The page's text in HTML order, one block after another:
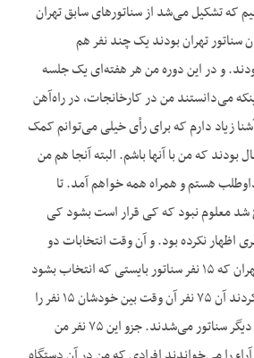
که تشکیل می‌شد از سناتورهای سابق تهران
سناتور تهران بودند یک چند نفر هم
و در این دوره من هر هفته‌ای یک جلسه
می‌دانستند من در کارخانجات، در راه‌آهن
زیاد دارم که برای رأی خیلی می‌توانم کمک
بودند که من با آنها باشم. البته آنجا هم من
هستم و همراه همه خواهم آمد. تا
شد معلوم نبود که کی قرار است بشود کی
اظهار نکرده بود. و آن وقت انتخابات دو
مرحله‌ای بود یعنی برای تهران که ۱۵ نفر سناتور بایستی که انتخاب بشود
۷۵ نفر مردم انتخاب می‌کردند آن ۷۵ نفر آن وقت بین خودشان ۱۵ نفر را
انتخاب می‌کردند که آنها دیگر سناتور می‌شدند. جزو این ۷۵ نفر من